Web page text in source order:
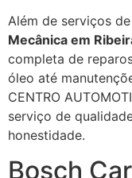
Além de serviços
Mecânica em
completa de
óleo até
CENTRO
serviço de
honestidade.
Bosch